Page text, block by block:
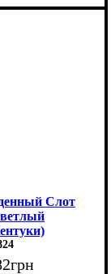
(+50) см
Слот
грн